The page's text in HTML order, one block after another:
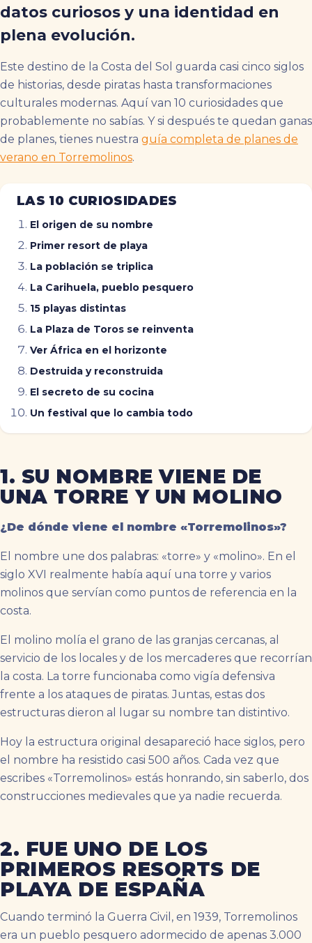
datos curiosos y una identidad en
plena evolución.
Este destino de la Costa del Sol guarda casi cinco siglos
de historias, desde piratas hasta transformaciones
culturales modernas. Aquí van 10 curiosidades que
probablemente no sabías. Y si después te quedan ganas
de planes, tienes nuestra guía completa de planes de
verano en Torremolinos.
LAS 10 CURIOSIDADES
El origen de su nombre
Primer resort de playa
La población se triplica
La Carihuela, pueblo pesquero
15 playas distintas
La Plaza de Toros se reinventa
Ver África en el horizonte
Destruida y reconstruida
El secreto de su cocina
Un festival que lo cambia todo
1. SU NOMBRE VIENE DE
UNA TORRE Y UN MOLINO
¿De dónde viene el nombre «Torremolinos»?
El nombre une dos palabras: «torre» y «molino». En el
siglo XVI realmente había aquí una torre y varios
molinos que servían como puntos de referencia en la
costa.
El molino molía el grano de las granjas cercanas, al
servicio de los locales y de los mercaderes que recorrían
la costa. La torre funcionaba como vigía defensiva
frente a los ataques de piratas. Juntas, estas dos
estructuras dieron al lugar su nombre tan distintivo.
Hoy la estructura original desapareció hace siglos, pero
el nombre ha resistido casi 500 años. Cada vez que
escribes «Torremolinos» estás honrando, sin saberlo, dos
construcciones medievales que ya nadie recuerda.
2. FUE UNO DE LOS
PRIMEROS RESORTS DE
PLAYA DE ESPAÑA
Cuando terminó la Guerra Civil, en 1939, Torremolinos
era un pueblo pesquero adormecido de apenas 3.000